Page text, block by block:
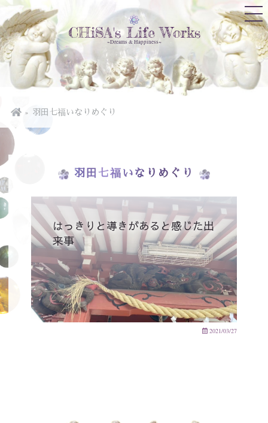
CHiSA's Life Works
~Dreams & Happiness~
羽田七福いなりめぐり
羽田七福いなりめぐり
はっきりと導きがあると感じた出
来事
2021/03/27